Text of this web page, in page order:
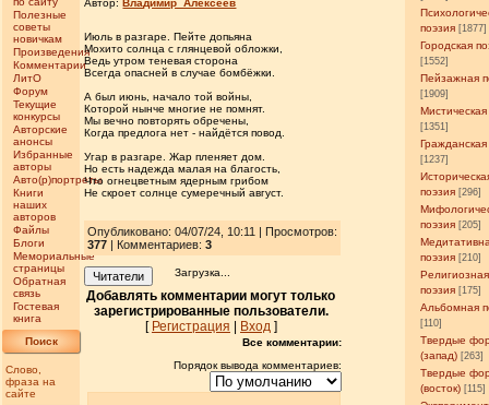
Полезные
советы
новичкам
Произведения
Комментарии
ЛитО
Форум
Текущие
конкурсы
Авторские
анонсы
Избранные
авторы
Авто(р)портреты
Книги
наших
авторов
Файлы
Блоги
Мемориальные
страницы
Обратная
связь
Гостевая
книга
Поиск
Слово,
фраза на
сайте
поэзия [1877]
Городская
[1552]
Пейзажная
[1909]
Мистическая
[1351]
Гражданская
[1237]
поэзия [296]
поэзия [205]
поэзия [210]
Религиозная
поэзия [175]
Альбомная
[110]
Твердые
(запад) [263]
Твердые
(восток) [115]
Автор:Владимир_Алексеев
Июль в разгаре. Пейте допьяна
Мохито солнца с глянцевой обложки,
Ведь утром теневая сторона
Всегда опасней в случае бомбёжки.
А был июнь, начало той войны,
Которой нынче многие не помнят.
Мы вечно повторять обречены,
Когда предлога нет - найдётся повод.
Угар в разгаре. Жар пленяет дом.
Но есть надежда малая на благость,
Что огнецветным ядерным грибом
Не скроет солнце сумеречный август.
Опубликовано: 04/07/24, 10:11 | Просмотров:
377| Комментариев: 3
Читатели Загрузка...
Добавлять комментарии могут только
зарегистрированные пользователи.
[ Регистрация Вход]
Все комментарии:
Порядок вывода комментариев: